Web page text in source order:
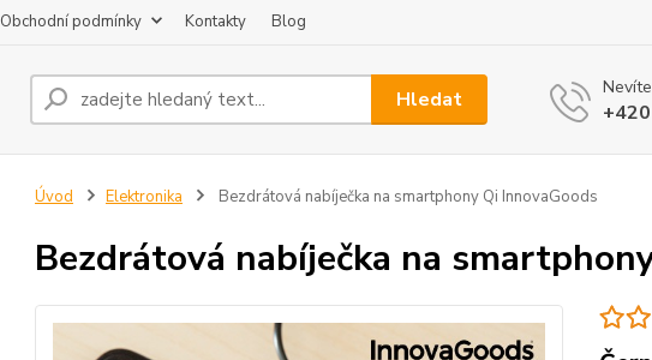
Obchodní podmínky Kontakty Blog
Hledat
Úvod Elektronika Bezdrátová nabíječka na smartphony Qi InnovaGoods
Bezdrátová nabíječka na